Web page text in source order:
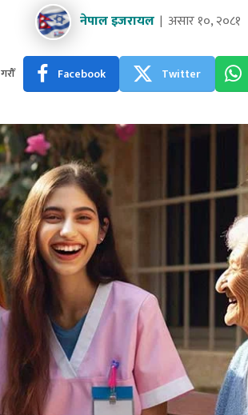
नेपाल इजरायल असार १०, २०८१
Facebook Twitter